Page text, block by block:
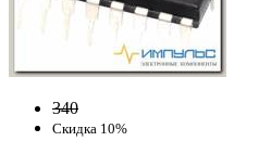
340
Скидка 10%